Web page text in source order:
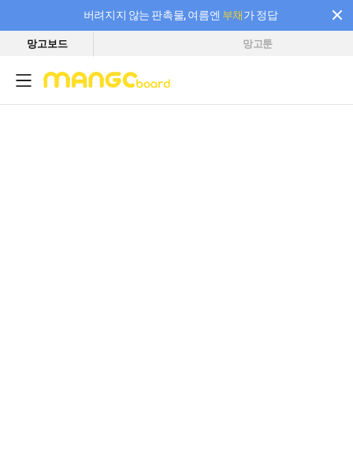
버려지지 않는 판촉물, 여름엔 부채가 정답
필요한 만큼 충전하고 끊김 없이 작업하세요! 새로워진 AI 부스터 요금제
망고보드 망고툰